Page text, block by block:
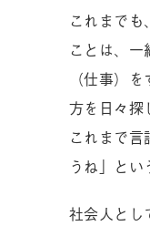
これまで
ことは、
（仕事）
方を日々探
これまで
うね」と
社会人とし